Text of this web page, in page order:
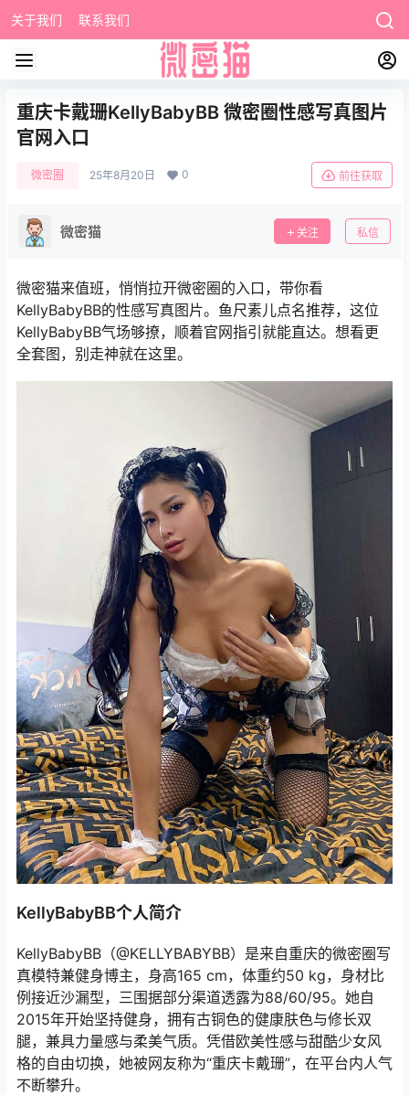
关于我们 联系我们
重庆卡戴珊KellyBabyBB 微密圈性感写真图片
官网入口
微密圈 25年8月20日 0 前往获取
微密猫 关注 私信
微密猫来值班，悄悄拉开微密圈的入口，带你看
KellyBabyBB的性感写真图片。鱼尺素儿点名推荐，这位
KellyBabyBB气场够撩，顺着官网指引就能直达。想看更
全套图，别走神就在这里。
KellyBabyBB个人简介
KellyBabyBB（@KELLYBABYBB）是来自重庆的微密圈写
真模特兼健身博主，身高165 cm，体重约50 kg，身材比
例接近沙漏型，三围据部分渠道透露为88/60/95。她自
2015年开始坚持健身，拥有古铜色的健康肤色与修长双
腿，兼具力量感与柔美气质。凭借欧美性感与甜酷少女风
格的自由切换，她被网友称为“重庆卡戴珊”，在平台内人气
不断攀升。